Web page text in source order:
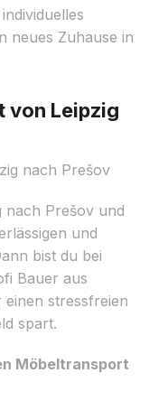
neues Zuhause in
von Leipzig
nach Prešov
nach Prešov und
und
bist du bei
Bauer aus
einen stressfreien
spart.
Möbeltransport